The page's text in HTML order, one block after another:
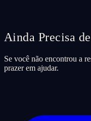
Ainda Precisa
Se você não encontrou a
prazer em ajudar.